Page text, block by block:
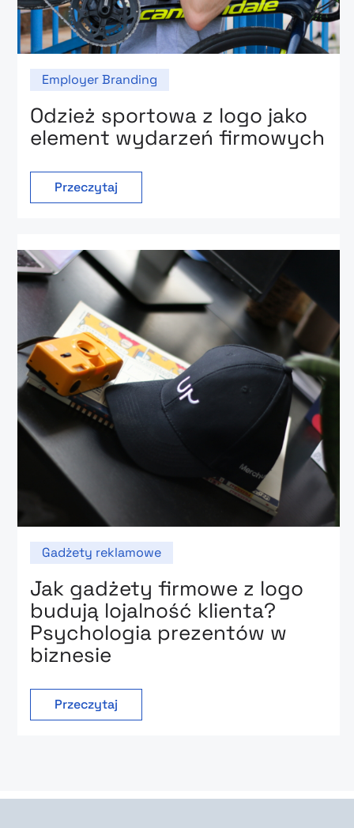
Employer Branding
Odzież sportowa z logo jako
element wydarzeń firmowych
Przeczytaj
Gadżety reklamowe
Jak gadżety firmowe z logo
budują lojalność klienta?
Psychologia prezentów w
biznesie
Przeczytaj